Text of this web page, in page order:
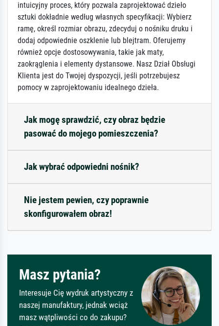
intuicyjny proces, który pozwala zaprojektować dzieło
sztuki dokładnie według własnych specyfikacji: Wybierz
ramę, określ rozmiar obrazu, zdecyduj o nośniku druku i
dodaj odpowiednie oszklenie lub blejtram. Oferujemy
również opcje dostosowywania, takie jak maty,
zaokrąglenia i elementy dystansowe. Nasz Dział Obsługi
Klienta jest do Twojej dyspozycji, jeśli potrzebujesz
pomocy w zaprojektowaniu idealnego dzieła.
Jak mogę sprawdzić, czy obraz będzie
pasować do mojego pomieszczenia?
Jak wybrać odpowiedni nośnik?
Nie jestem pewien, czy poprawnie
skonfigurowałem obraz!
Masz pytania?
Interesuje Cię wydruk artystyczny z
naszej manufaktury, jednak wciąż
masz wątpliwości co do zakupu?